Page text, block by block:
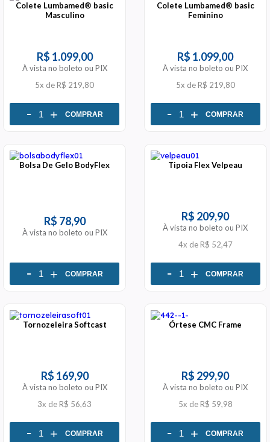
Colete Lumbamed® basic
Masculino
R$ 1.099,00
À vista no boleto ou PIX
5x de R$ 219,80
- + COMPRAR
Colete Lumbamed® basic
Feminino
R$ 1.099,00
À vista no boleto ou PIX
5x de R$ 219,80
- + COMPRAR
Bolsa De Gelo BodyFlex
R$ 78,90
À vista no boleto ou PIX
- + COMPRAR
Tipoia Flex Velpeau
R$ 209,90
À vista no boleto ou PIX
4x de R$ 52,47
- + COMPRAR
Tornozeleira Softcast
R$ 169,90
À vista no boleto ou PIX
3x de R$ 56,63
- + COMPRAR
Órtese CMC Frame
R$ 299,90
À vista no boleto ou PIX
5x de R$ 59,98
- + COMPRAR